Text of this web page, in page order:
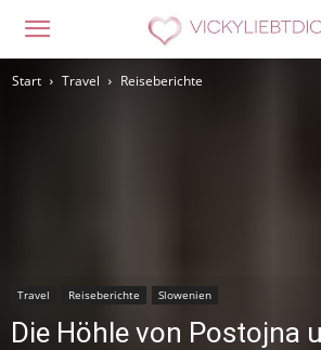
Start Travel Reiseberichte
Travel Reiseberichte Slowenien
Die Höhle von Postojna